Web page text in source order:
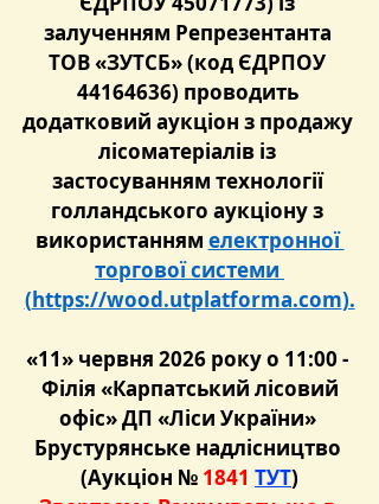
залученням Репрезентанта
ТОВ «ЗУТСБ» (код ЄДРПОУ
44164636) проводить
додатковий аукціон з продажу
лісоматеріалів із
застосуванням технології
голландського аукціону з
використанням електронної
торгової системи
(https://wood.utplatforma.com).
«11» червня 2026 року о 11:00 -
Філія «Карпатський лісовий
офіс» ДП «Ліси України»
Брустурянське надлісництво
(Аукціон № 1841 ТУТ)